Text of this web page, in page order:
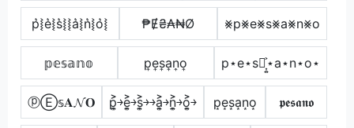
p͛⦚e͛⦚s͛⦚⦚a͛⦚n͛⦚o͛⦚ ₱Ɇ₴₳₦Ø ⨳p⨳e⨳s⨳a⨳n⨳o
𝕡𝕖𝕤𝕒𝕟𝕠 p͎e͎s͎a͎n͎o͎ p⋆e⋆s⋆͎͍͐⋆a⋆n⋆o⋆
ⓟⒺ𝕤𝐀𝓝𝐎 p͎͍͐￫e͎͍͐￫s͎͍͐￫￫a͎͍͐￫n͎͍͐￫o͎͍͐￫ p͙e͙s͙a͙n͙o͙ 𝖕𝖊𝖘𝖆𝖓𝖔